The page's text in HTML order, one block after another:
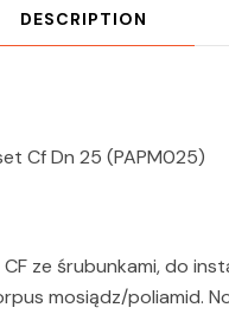
DESCRIPTION
Cf Dn 25 (PAPM025)
ze śrubunkami, do
mosiądz/poliamid.